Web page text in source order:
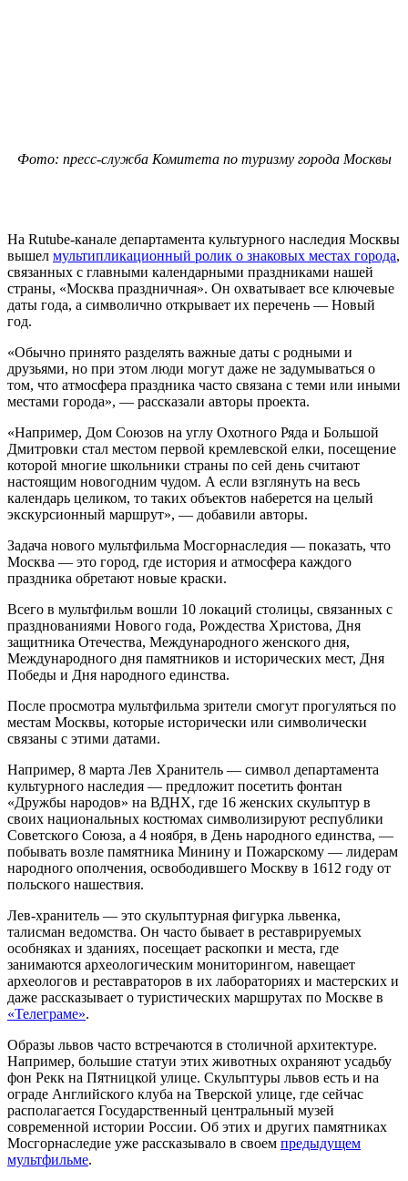
Фото: пресс-служба Комитета по туризму города Москвы
На Rutube-канале департамента культурного наследия Москвы
вышел мультипликационный ролик о знаковых местах города,
связанных с главными календарными праздниками нашей
страны, «Москва праздничная». Он охватывает все ключевые
даты года, а символично открывает их перечень — Новый
год.
«Обычно принято разделять важные даты с родными и
друзьями, но при этом люди могут даже не задумываться о
том, что атмосфера праздника часто связана с теми или иными
местами города», — рассказали авторы проекта.
«Например, Дом Союзов на углу Охотного Ряда и Большой
Дмитровки стал местом первой кремлевской елки, посещение
которой многие школьники страны по сей день считают
настоящим новогодним чудом. А если взглянуть на весь
календарь целиком, то таких объектов наберется на целый
экскурсионный маршрут», — добавили авторы.
Задача нового мультфильма Мосгорнаследия — показать, что
Москва — это город, где история и атмосфера каждого
праздника обретают новые краски.
Всего в мультфильм вошли 10 локаций столицы, связанных с
празднованиями Нового года, Рождества Христова, Дня
защитника Отечества, Международного женского дня,
Международного дня памятников и исторических мест, Дня
Победы и Дня народного единства.
После просмотра мультфильма зрители смогут прогуляться по
местам Москвы, которые исторически или символически
связаны с этими датами.
Например, 8 марта Лев Хранитель — символ департамента
культурного наследия — предложит посетить фонтан
«Дружбы народов» на ВДНХ, где 16 женских скульптур в
своих национальных костюмах символизируют республики
Советского Союза, а 4 ноября, в День народного единства, —
побывать возле памятника Минину и Пожарскому — лидерам
народного ополчения, освободившего Москву в 1612 году от
польского нашествия.
Лев-хранитель — это скульптурная фигурка львенка,
талисман ведомства. Он часто бывает в реставрируемых
особняках и зданиях, посещает раскопки и места, где
занимаются археологическим мониторингом, навещает
археологов и реставраторов в их лабораториях и мастерских и
даже рассказывает о туристических маршрутах по Москве в
«Телеграме».
Образы львов часто встречаются в столичной архитектуре.
Например, большие статуи этих животных охраняют усадьбу
фон Рекк на Пятницкой улице. Скульптуры львов есть и на
ограде Английского клуба на Тверской улице, где сейчас
располагается Государственный центральный музей
современной истории России. Об этих и других памятниках
Мосгорнаследие уже рассказывало в своем предыдущем
мультфильме.